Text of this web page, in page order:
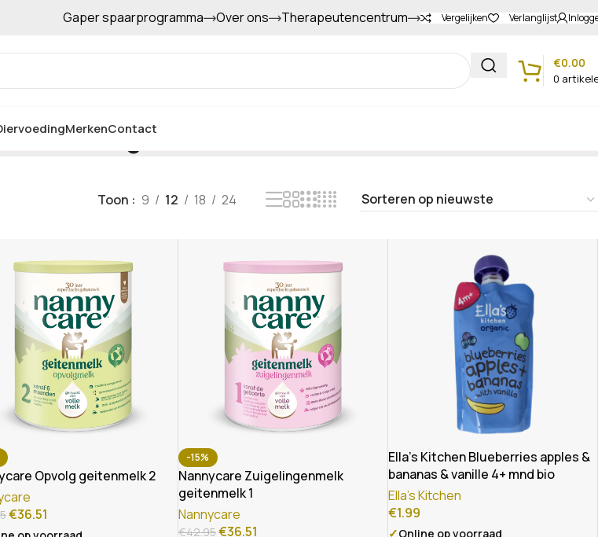
in de winkel Gapers sparen voor extra korting
Gaper spaarprogramma Over ons Therapeutencentrum Vergelijken Verlanglijst
0
€0.00
MerkenContact
Voeding
Toon 9 12 18 24
Opvolg geitenmelk 2
€36.51
-15%
Nannycare Zuigelingenmelk
geitenmelk 1
Nannycare
€42.95€36.51
Ella’s Kitchen Blueberries apples &
bananas & vanille 4+ mnd bio
Ella's Kitchen
€1.99
✓Online op voorraad